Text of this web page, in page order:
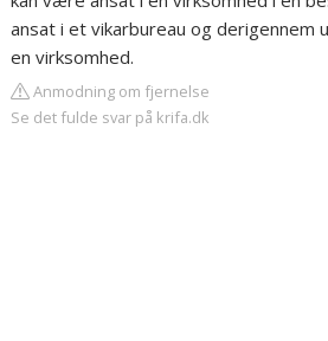
ansat i et vikarbureau og derigennem
en virksomhed.
Anmodning om fjernelse
Se det fulde svar på krifa.dk